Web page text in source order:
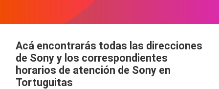
Acá encontrarás todas las direcciones
de Sony y los correspondientes
horarios de atención de Sony en
Tortuguitas